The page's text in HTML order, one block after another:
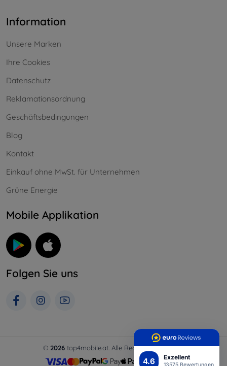
4.6 Exzellent
Information
Unsere Marken
Ihre Cookies
Datenschutz
Reklamationsordnung
Geschäftsbedingungen
Blog
Kontakt
Einkauf ohne MwSt. für Unternehmen
Grüne Energie
Mobile Applikation
Folgen Sie uns
© 2026top4mobile.at. Alle Rechte vorbehalten.